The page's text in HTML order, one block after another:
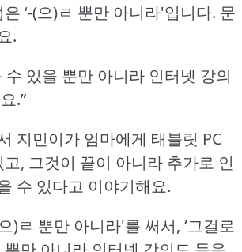
‘-(으)ㄹ 뿐만 아니라'입니다. 문
.
수 있을 뿐만 아니라 인터넷 강의
.”
지민이가 엄마에게 태블릿 PC
, 그것이 끝이 아니라 추가로 인
수 있다고 이야기해요.
)ㄹ 뿐만 아니라'를 써서, ‘그걸로